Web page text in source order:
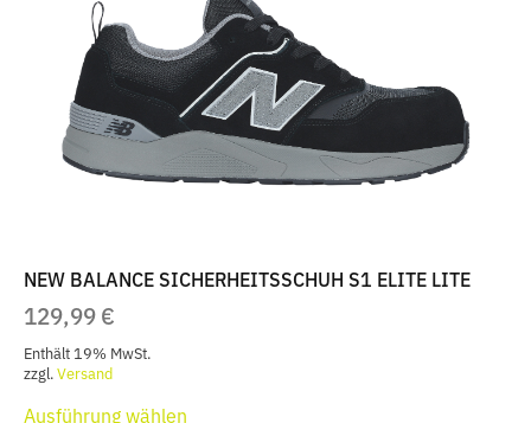
Die
Optionen
können
auf
der
Produktseite
gewählt
werden
NEW BALANCE SICHERHEITSSCHUH S1 ELITE LITE
129,99€
Enthält 19% MwSt.
zzgl.Versand
Ausführung wählen